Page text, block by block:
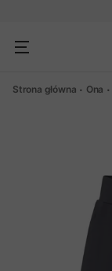
Strona główna Ona